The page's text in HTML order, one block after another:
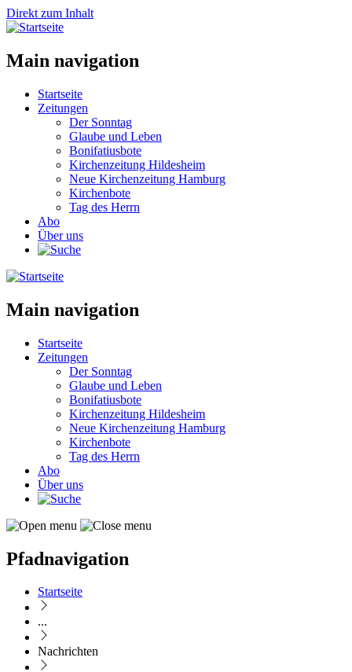
Direkt zum Inhalt
Main navigation
Startseite
Zeitungen
Der Sonntag
Glaube und Leben
Bonifatiusbote
Kirchenzeitung Hildesheim
Neue Kirchenzeitung Hamburg
Kirchenbote
Tag des Herrn
Abo
Über uns
Main navigation
Startseite
Zeitungen
Der Sonntag
Glaube und Leben
Bonifatiusbote
Kirchenzeitung Hildesheim
Neue Kirchenzeitung Hamburg
Kirchenbote
Tag des Herrn
Abo
Über uns
Pfadnavigation
Startseite
...
Nachrichten